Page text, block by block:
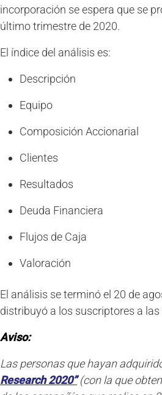
incorporación se espera que se
último trimestre de 2020.
El índice del análisis es:
Descripción
Equipo
Composición Accionarial
Clientes
Resultados
Deuda Financiera
Flujos de Caja
Valoración
El análisis se terminó el 20 de
distribuyó a los suscriptores a
Aviso:
Las personas que hayan
Research 2020”(con la que